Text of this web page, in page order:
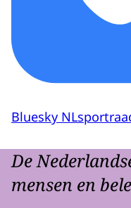
Bluesky
De
mensen en